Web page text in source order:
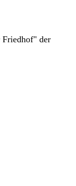
Friedhof" der